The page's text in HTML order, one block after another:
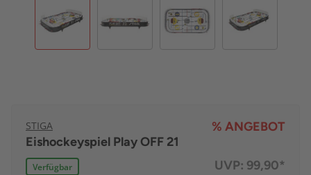
STIGA
% ANGEBOT
Eishockeyspiel Play OFF 21
Verfügbar
UVP: 99,90*